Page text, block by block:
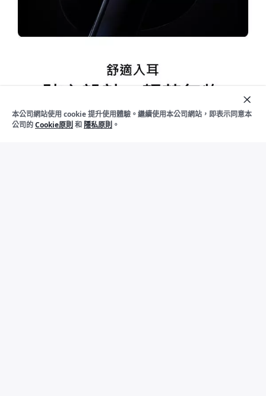
下架
加
入
購
本公司網站使用 cookie 提升使用體驗。繼續使用本公司網站，即表示同意本
公司的Cookie原則 和 隱私原則 。